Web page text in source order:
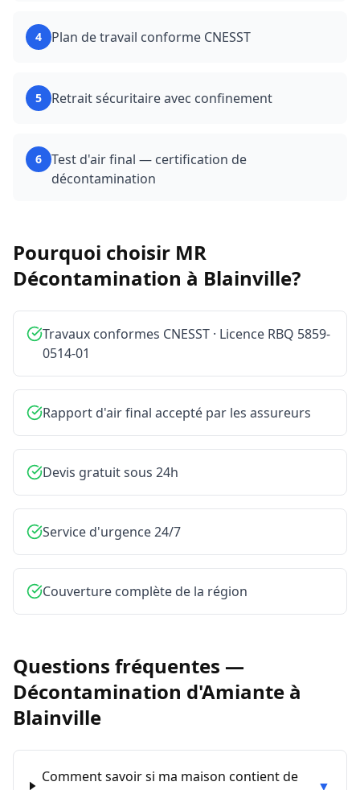
4 Plan de travail conforme CNESST
5 Retrait sécuritaire avec confinement
6
Test d'air final — certification de
décontamination
Pourquoi choisir MR
Décontamination à Blainville?
Travaux conformes CNESST · Licence RBQ 5859-
0514-01
Rapport d'air final accepté par les assureurs
Devis gratuit sous 24h
Service d'urgence 24/7
Couverture complète de la région
Questions fréquentes —
Décontamination d'Amiante à
Blainville
Comment savoir si ma maison contient de
▼